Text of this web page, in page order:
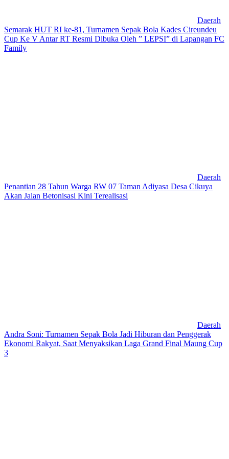
Daerah
Semarak HUT RI ke-81, Turnamen Sepak Bola Kades Cireundeu
Cup Ke V Antar RT Resmi Dibuka Oleh ” LEPSI” di Lapangan FC
Family
Daerah
Penantian 28 Tahun Warga RW 07 Taman Adiyasa Desa Cikuya
Akan Jalan Betonisasi Kini Terealisasi
Daerah
Andra Soni: Turnamen Sepak Bola Jadi Hiburan dan Penggerak
Ekonomi Rakyat, Saat Menyaksikan Laga Grand Final Maung Cup
3